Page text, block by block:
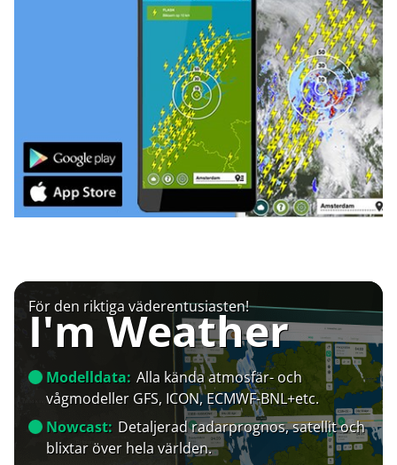
För den riktiga väderentusiasten!
I'm Weather
Modelldata: Alla kända atmosfär- och
vågmodeller GFS, ICON, ECMWF-BNL+etc.
Nowcast: Detaljerad radarprognos, satellit och
blixtar över hela världen.